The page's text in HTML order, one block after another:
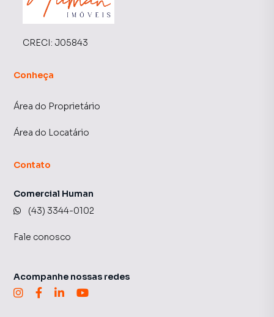
CRECI: J05843
Conheça
Área do Proprietário
Área do Locatário
Contato
Comercial Human
(43) 3344-0102
Fale conosco
Acompanhe nossas redes